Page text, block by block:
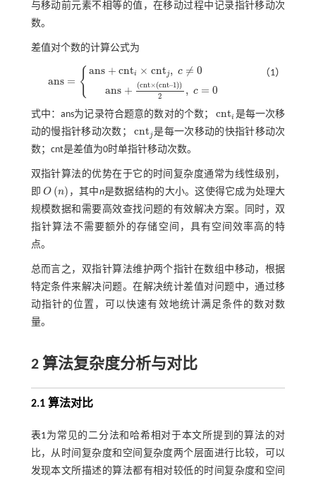
与移动前元素不相等的值，在移动过程中记录指针移动次
数。
差值对个数的计算公式为
ans = { ans + cnti × cntj , c ≠ 0
ans + (cnt×(cnt–1))
2
, c = 0
ans= an + 0 ans
（1）
式中：ans为记录符合题意的数对的个数； cnti
cnt 是每一次移
动的慢指针移动次数；
cntj
cntj 是每一次移动的快指针移动次
数；cnt是差值为0时单指针移动次数。
双指针算法的优势在于它的时间复杂度通常为线性级别，
即 O (n)
On ，其中n是数据结构的大小。这使得它成为处理大
规模数据和需要高效查找问题的有效解决方案。同时，双
指针算法不需要额外的存储空间，具有空间效率高的特
点。
总而言之，双指针算法维护两个指针在数组中移动，根据
特定条件来解决问题。在解决统计差值对问题中，通过移
动指针的位置，可以快速有效地统计满足条件的数对数
量。
2 算法复杂度分析与对比
2.1 算法对比
表1为常见的二分法和哈希相对于本文所提到的算法的对
比，从时间复杂度和空间复杂度两个层面进行比较，可以
发现本文所描述的算法都有相对较低的时间复杂度和空间